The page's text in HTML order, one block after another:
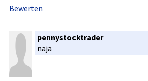
Bewerten
pennystocktrader
naja